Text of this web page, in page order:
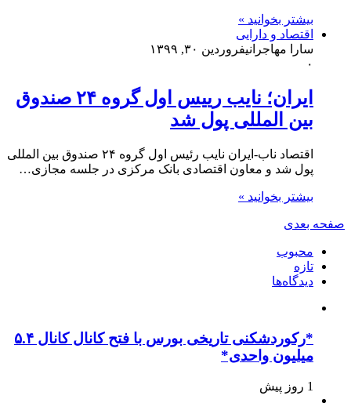
بیشتر بخوانید »
اقتصاد و دارایی
سارا مهاجرانیفروردین ۳۰, ۱۳۹۹
۰
ایران؛ نایب رییس اول گروه ۲۴ صندوق
بین المللی پول شد
اقتصاد ناب-ایران نایب رئیس اول گروه ۲۴ صندوق بین المللی
پول شد و معاون اقتصادی بانک مرکزی در جلسه مجازی…
بیشتر بخوانید »
صفحه بعدی
محبوب
تازه
دیدگاه‌ها
*رکوردشکنی تاریخی بورس با فتح کانال کانال ۵.۴
میلیون واحدی*
1 روز پیش